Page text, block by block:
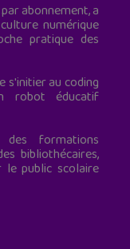
abonnement, a
numérique
pratique des
s'initier au coding
robot éducatif
formations
bibliothécaires,
le public scolaire